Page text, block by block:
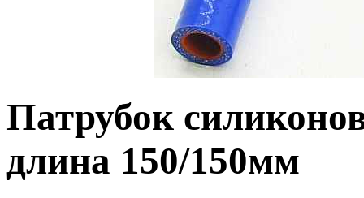
Патрубок
длина 150/150мм